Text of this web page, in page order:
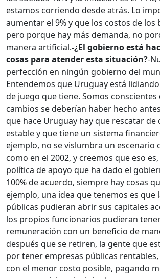
estamos corriendo desde atrás. Lo
aumentar el 9% y que los costos de los
pero porque hay más demanda, no
manera artificial.-¿El gobierno está
cosas para atender esta situación?-
perfección en ningún gobierno del
Entendemos que Uruguay está
de juego que tiene. Somos conscientes
cambios se deberían haber hecho
que hace Uruguay hay que rescatar de
estable y que tiene un sistema
ejemplo, no se vislumbra un escenario
como en el 2002, y creemos que eso
política de apoyo que ha dado el
100% de acuerdo, siempre hay cosas
ejemplo, una idea que tenemos es que
públicas pudieran abrir sus capitales
los propios funcionarios pudieran
remuneración con un beneficio de
después que se retiren, la gente que
por tener empresas públicas
con el menor costo posible, pagando